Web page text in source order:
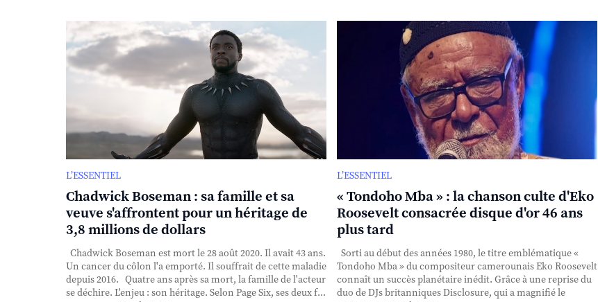
L’ESSENTIEL
Chadwick Boseman : sa famille et sa
veuve s'affrontent pour un héritage de
3,8 millions de dollars
Chadwick Boseman est mort le 28 août 2020. Il avait 43 ans.
Un cancer du côlon l'a emporté. Il souffrait de cette maladie
depuis 2016. Quatre ans après sa mort, la famille de l'acteur
se déchire. L'enjeu : son héritage. Selon Page Six, ses deux f...
L’ESSENTIEL
« Tondoho Mba » : la chanson culte d'Eko
Roosevelt consacrée disque d'or 46 ans
plus tard
Sorti au début des années 1980, le titre emblématique «
Tondoho Mba » du compositeur camerounais Eko Roosevelt
connaît un succès planétaire inédit. Grâce à une reprise du
duo de DJs britanniques Disclosure, qui a magnifié le